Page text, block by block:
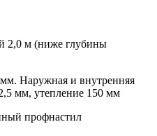
2,0 м (ниже глубины
мм. Наружная и внутренняя
мм, утепление 150 мм
профнастил